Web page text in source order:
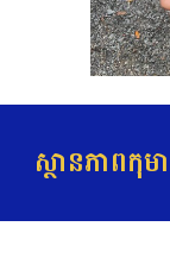
ស្ថានភាពកុ